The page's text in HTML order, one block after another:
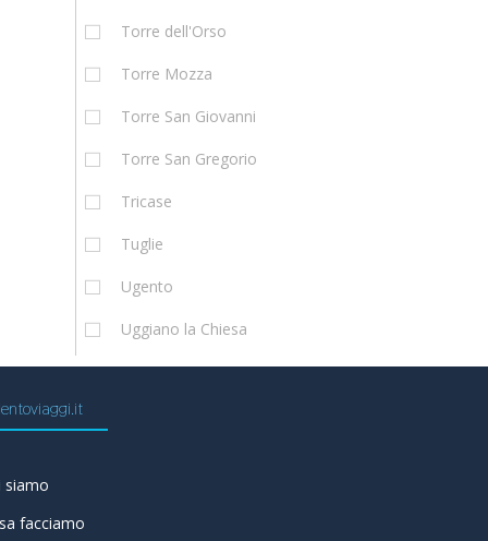
Torre dell'Orso
Torre Mozza
Torre San Giovanni
Torre San Gregorio
Tricase
Tuglie
Ugento
Uggiano la Chiesa
siamo
facciamo